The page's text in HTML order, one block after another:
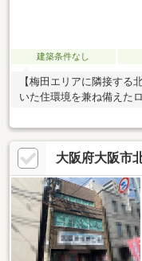
建築条件なし
【梅田エリアに隣接する
いた住環境を兼ね備えた
大阪府大阪市